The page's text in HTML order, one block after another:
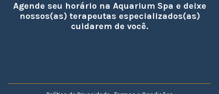
Agende seu horário na Aquarium Spa e deixe
nossos(as) terapeutas especializados(as)
cuidarem de você.